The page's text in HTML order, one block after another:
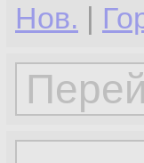
Нов. |